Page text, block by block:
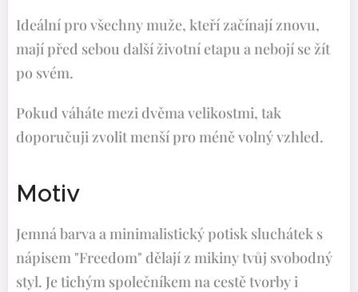
Ideální pro všechny muže, kteří začínají znovu,
mají před sebou další životní etapu a nebojí se žít
po svém.
Pokud váháte mezi dvěma velikostmi, tak
doporučuji zvolit menší pro méně volný vzhled.
Motiv
Jemná barva a minimalistický potisk sluchátek s
nápisem "Freedom" dělají z mikiny tvůj svobodný
styl. Je tichým společníkem na cestě tvorby i